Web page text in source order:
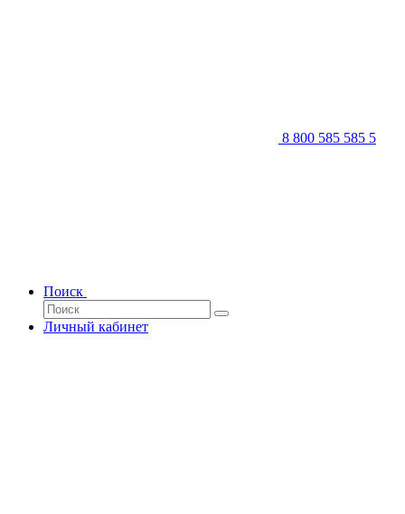
8 800 585 585 5
Поиск
Личный кабинет